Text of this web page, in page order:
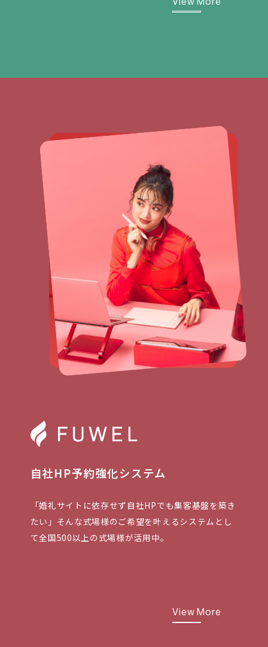
自社HP予約強化システム
「婚礼サイトに依存せず自社HPでも集客基盤を築き
たい」そんな式場様のご希望を叶えるシステムとし
て全国500以上の式場様が活用中。
View More